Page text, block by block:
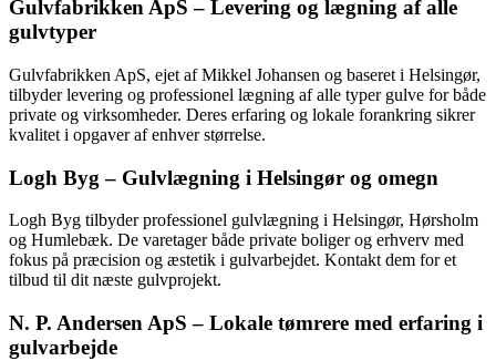
Gulvfabrikken ApS – Levering og lægning af alle
gulvtyper
Gulvfabrikken ApS, ejet af Mikkel Johansen og baseret i Helsingør,
tilbyder levering og professionel lægning af alle typer gulve for både
private og virksomheder. Deres erfaring og lokale forankring sikrer
kvalitet i opgaver af enhver størrelse.
Logh Byg – Gulvlægning i Helsingør og omegn
Logh Byg tilbyder professionel gulvlægning i Helsingør, Hørsholm
og Humlebæk. De varetager både private boliger og erhverv med
fokus på præcision og æstetik i gulvarbejdet. Kontakt dem for et
tilbud til dit næste gulvprojekt.
N. P. Andersen ApS – Lokale tømrere med erfaring i
gulvarbejde